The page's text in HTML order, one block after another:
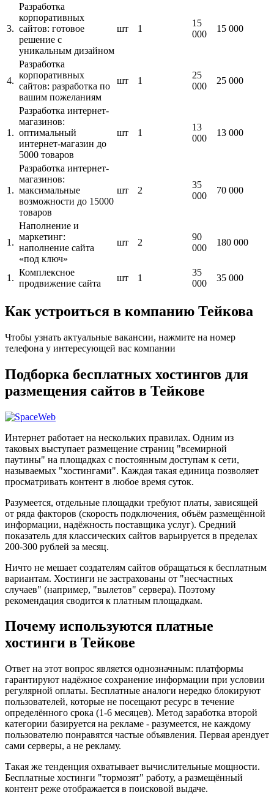
3.
Разработка
корпоративных
сайтов: готовое
решение с
уникальным дизайном
шт 1
15
000
15 000
4.
Разработка
корпоративных
сайтов: разработка по
вашим пожеланиям
шт 1
25
000
25 000
1.
Разработка интернет-
магазинов:
оптимальный
интернет-магазин до
5000 товаров
шт 1
13
000
13 000
1.
Разработка интернет-
магазинов:
максимальные
возможности до 15000
товаров
шт 2
35
000
70 000
1.
Наполнение и
маркетинг:
наполнение сайта
«под ключ»
шт 2
90
000
180 000
1.
Комплексное
продвижение сайта
шт 1
35
000
35 000
Как устроиться в компанию Тейкова
Чтобы узнать актуальные вакансии, нажмите на номер
телефона у интересующей вас компании
Подборка бесплатных хостингов для
размещения сайтов в Тейкове
Интернет работает на нескольких правилах. Одним из
таковых выступает размещение страниц "всемирной
паутины" на площадках с постоянным доступам к сети,
называемых "хостингами". Каждая такая единица позволяет
просматривать контент в любое время суток.
Разумеется, отдельные площадки требуют платы, зависящей
от ряда факторов (скорость подключения, объём размещённой
информации, надёжность поставщика услуг). Средний
показатель для классических сайтов варьируется в пределах
200-300 рублей за месяц.
Ничто не мешает создателям сайтов обращаться к бесплатным
вариантам. Хостинги не застрахованы от "несчастных
случаев" (например, "вылетов" сервера). Поэтому
рекомендация сводится к платным площадкам.
Почему используются платные
хостинги в Тейкове
Ответ на этот вопрос является однозначным: платформы
гарантируют надёжное сохранение информации при условии
регулярной оплаты. Бесплатные аналоги нередко блокируют
пользователей, которые не посещают ресурс в течение
определённого срока (1-6 месяцев). Метод заработка второй
категории базируется на рекламе - разумеется, не каждому
пользователю понравятся частые объявления. Первая арендует
сами серверы, а не рекламу.
Такая же тенденция охватывает вычислительные мощности.
Бесплатные хостинги "тормозят" работу, а размещённый
контент реже отображается в поисковой выдаче.